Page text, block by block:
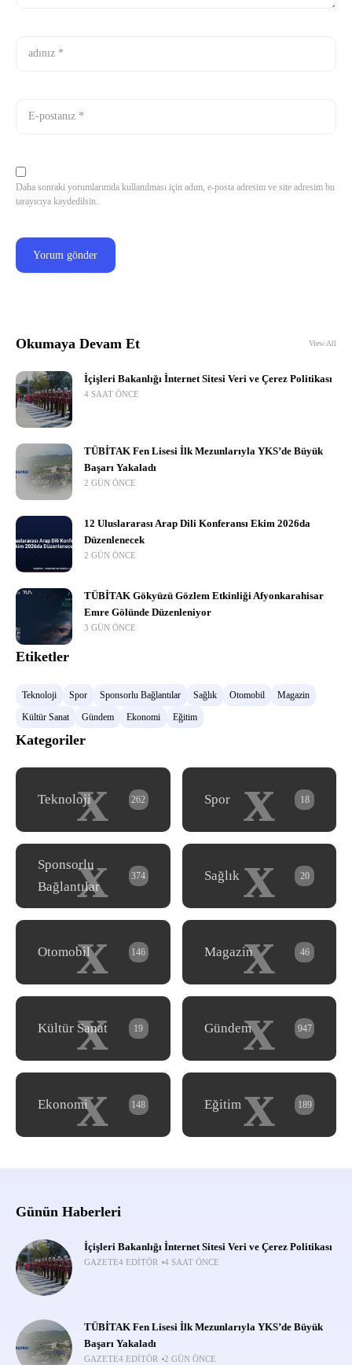
Daha sonraki yorumlarımda kullanılması için adım, e-posta adresim ve site adresim bu
tarayıcıya kaydedilsin.
Okumaya Devam Et View All
İçişleri Bakanlığı İnternet Sitesi Veri ve Çerez Politikası
4 SAAT ÖNCE
TÜBİTAK Fen Lisesi İlk Mezunlarıyla YKS’de Büyük
Başarı Yakaladı
2 GÜN ÖNCE
12 Uluslararası Arap Dili Konferansı Ekim 2026da
Düzenlenecek
2 GÜN ÖNCE
TÜBİTAK Gökyüzü Gözlem Etkinliği Afyonkarahisar
Emre Gölünde Düzenleniyor
3 GÜN ÖNCE
Etiketler
Teknoloji Spor Sponsorlu Bağlantılar Sağlık Otomobil
Magazin
Kültür Sanat
Gündem Ekonomi Eğitim
Kategoriler
x
Teknoloji 262 x
Spor 18
x
Sponsorlu
Bağlantılar
374 x
Sağlık 20
x
Otomobil 146 x
Magazin 46
x
Kültür Sanat 19 x
Gündem 947
x
Ekonomi 148 x
Eğitim 189
Günün Haberleri
İçişleri Bakanlığı İnternet Sitesi Veri ve Çerez Politikası
GAZETE4 EDITÖR 4 SAAT ÖNCE
TÜBİTAK Fen Lisesi İlk Mezunlarıyla YKS’de Büyük
Başarı Yakaladı
GAZETE4 EDITÖR 2 GÜN ÖNCE